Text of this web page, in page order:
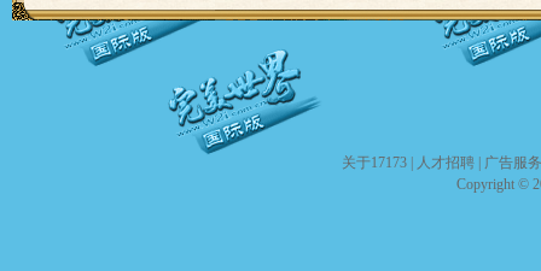
关于17173 人才招聘
广告服务
Copyright ©